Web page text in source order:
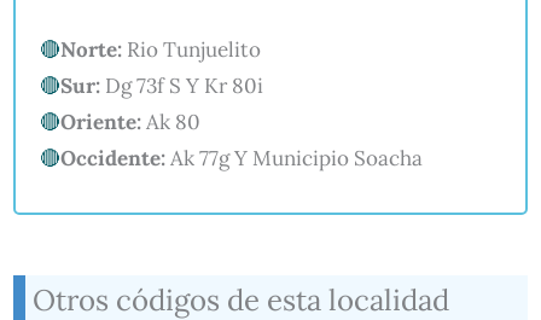
Norte:Rio Tunjuelito
Sur: Dg 73f S Y Kr 80i
Oriente:Ak 80
Occidente:Ak 77g Y Municipio Soacha
Otros códigos de esta localidad